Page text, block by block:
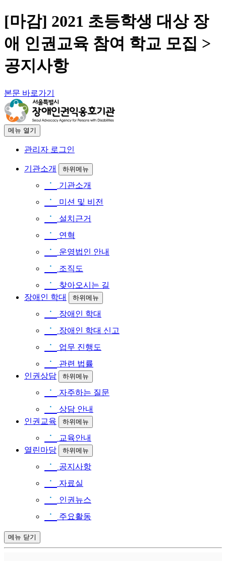
[마감] 2021 초등학생 대상 장
애 인권교육 참여 학교 모집 >
공지사항
본문 바로가기
메뉴 열기
관리자 로그인
기관소개 하위메뉴
ㆍ 기관소개
ㆍ 미션 및 비전
ㆍ 설치근거
ㆍ 연혁
ㆍ 운영법인 안내
ㆍ 조직도
ㆍ
찾아오시는 길
장애인 학대
하위메뉴
ㆍ 장애인 학대
ㆍ 장애인 학대 신고
ㆍ 업무 진행도
ㆍ
관련 법률
인권상담
하위메뉴
ㆍ 자주하는 질문
ㆍ
상담 안내
인권교육
하위메뉴
ㆍ
교육안내
열린마당
하위메뉴
ㆍ 공지사항
ㆍ 자료실
ㆍ 인권뉴스
ㆍ 주요활동
메뉴 닫기